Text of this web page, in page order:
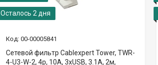
Осталось 2 дня
00-00005841
Сетевой фильтр Cablexpert Tower, TWR-
4-U3-W-2, 4р, 10А, 3xUSB, 3.1А, 2м,